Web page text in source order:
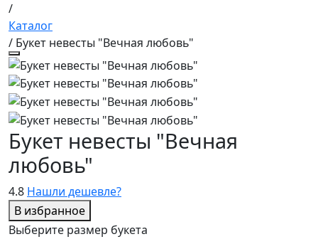
/
Каталог
/ Букет невесты "Вечная любовь"
4.8 Нашли дешевле?
В избранное
Букет невесты "Вечная
любовь"
Выберите размер букета